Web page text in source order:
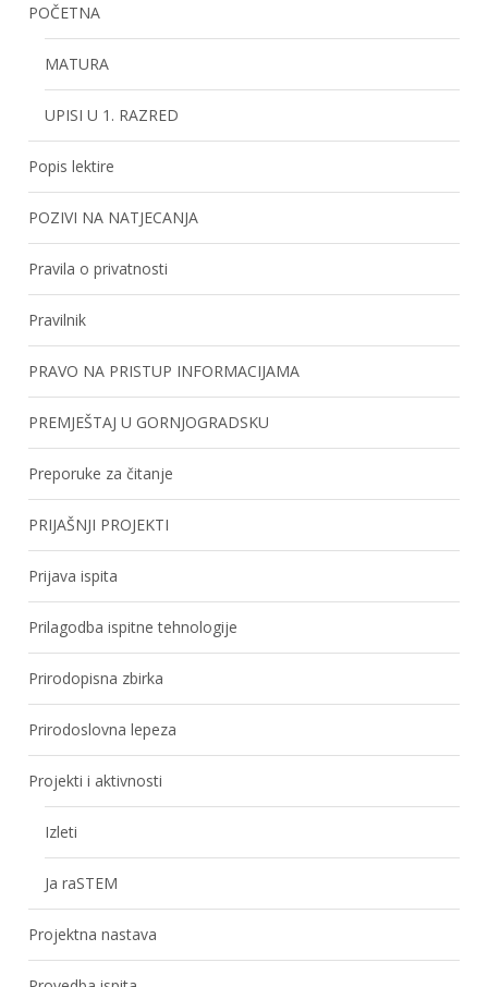
POČETNA
MATURA
UPISI U 1. RAZRED
Popis lektire
POZIVI NA NATJECANJA
Pravila o privatnosti
Pravilnik
PRAVO NA PRISTUP INFORMACIJAMA
PREMJEŠTAJ U GORNJOGRADSKU
Preporuke za čitanje
PRIJAŠNJI PROJEKTI
Prijava ispita
Prilagodba ispitne tehnologije
Prirodopisna zbirka
Prirodoslovna lepeza
Projekti i aktivnosti
Izleti
Ja raSTEM
Projektna nastava